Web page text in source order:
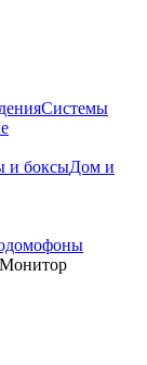
Системы
боксыДом и